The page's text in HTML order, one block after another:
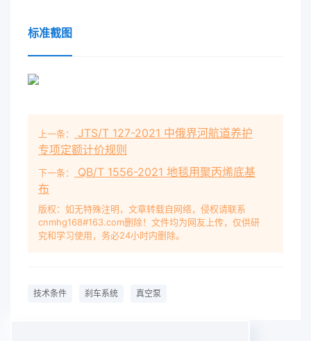
标准截图
上一条：
JTS/T 127-2021 中俄界河航道养护
专项定额计价规则
下一条：
QB/T 1556-2021 地毯用聚丙烯底基
布
版权：如无特殊注明，文章转载自网络，侵权请联系
cnmhg168#163.com删除！文件均为网友上传，仅供研
究和学习使用，务必24小时内删除。
技术条件 刹车系统 真空泵